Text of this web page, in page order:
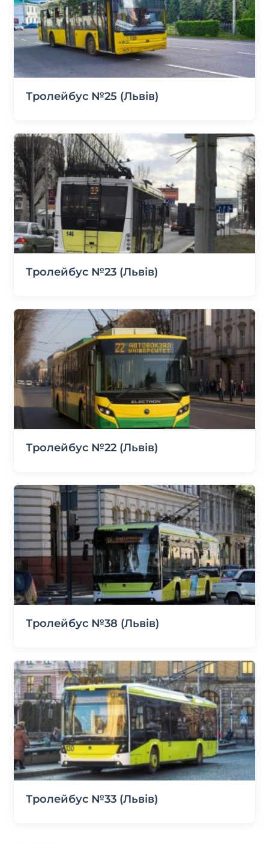
Тролейбус №25 (Львів)
Тролейбус №23 (Львів)
Тролейбус №22 (Львів)
Тролейбус №38 (Львів)
Тролейбус №33 (Львів)